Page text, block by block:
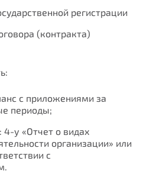
регистрации
(контракта)
:
с приложениями за
периоды;
у «Отчет о видах
организации» или
с